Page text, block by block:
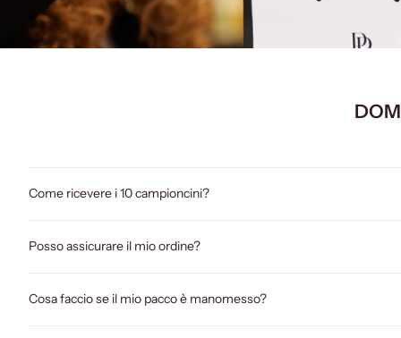
Come ricevere i 10 campioncini?
Posso assicurare il mio ordine?
Cosa faccio se il mio pacco è manomesso?